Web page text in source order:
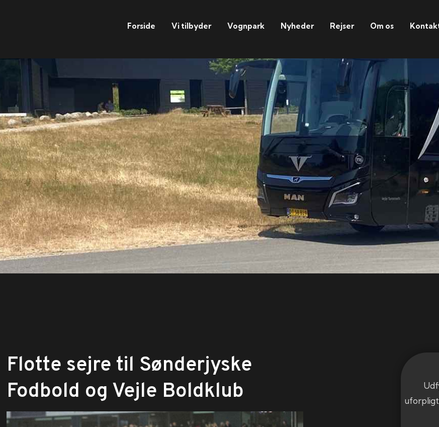
Forside Vi tilbyder Vognpark Nyheder Rejser Om os
​Flotte sejre til Sønderjyske
Fodbold og Vejle Boldklub